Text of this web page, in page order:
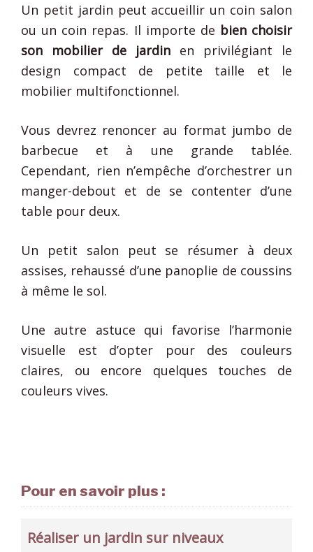
Un petit jardin peut accueillir un coin salon
ou un coin repas. Il importe de bien choisir
son mobilier de jardin en privilégiant le
design compact de petite taille et le
mobilier multifonctionnel.
Vous devrez renoncer au format jumbo de
barbecue et à une grande tablée.
Cependant, rien n’empêche d’orchestrer un
manger-debout et de se contenter d’une
table pour deux.
Un petit salon peut se résumer à deux
assises, rehaussé d’une panoplie de coussins
à même le sol.
Une autre astuce qui favorise l’harmonie
visuelle est d’opter pour des couleurs
claires, ou encore quelques touches de
couleurs vives.
Pour en savoir plus :
Réaliser un jardin sur niveaux